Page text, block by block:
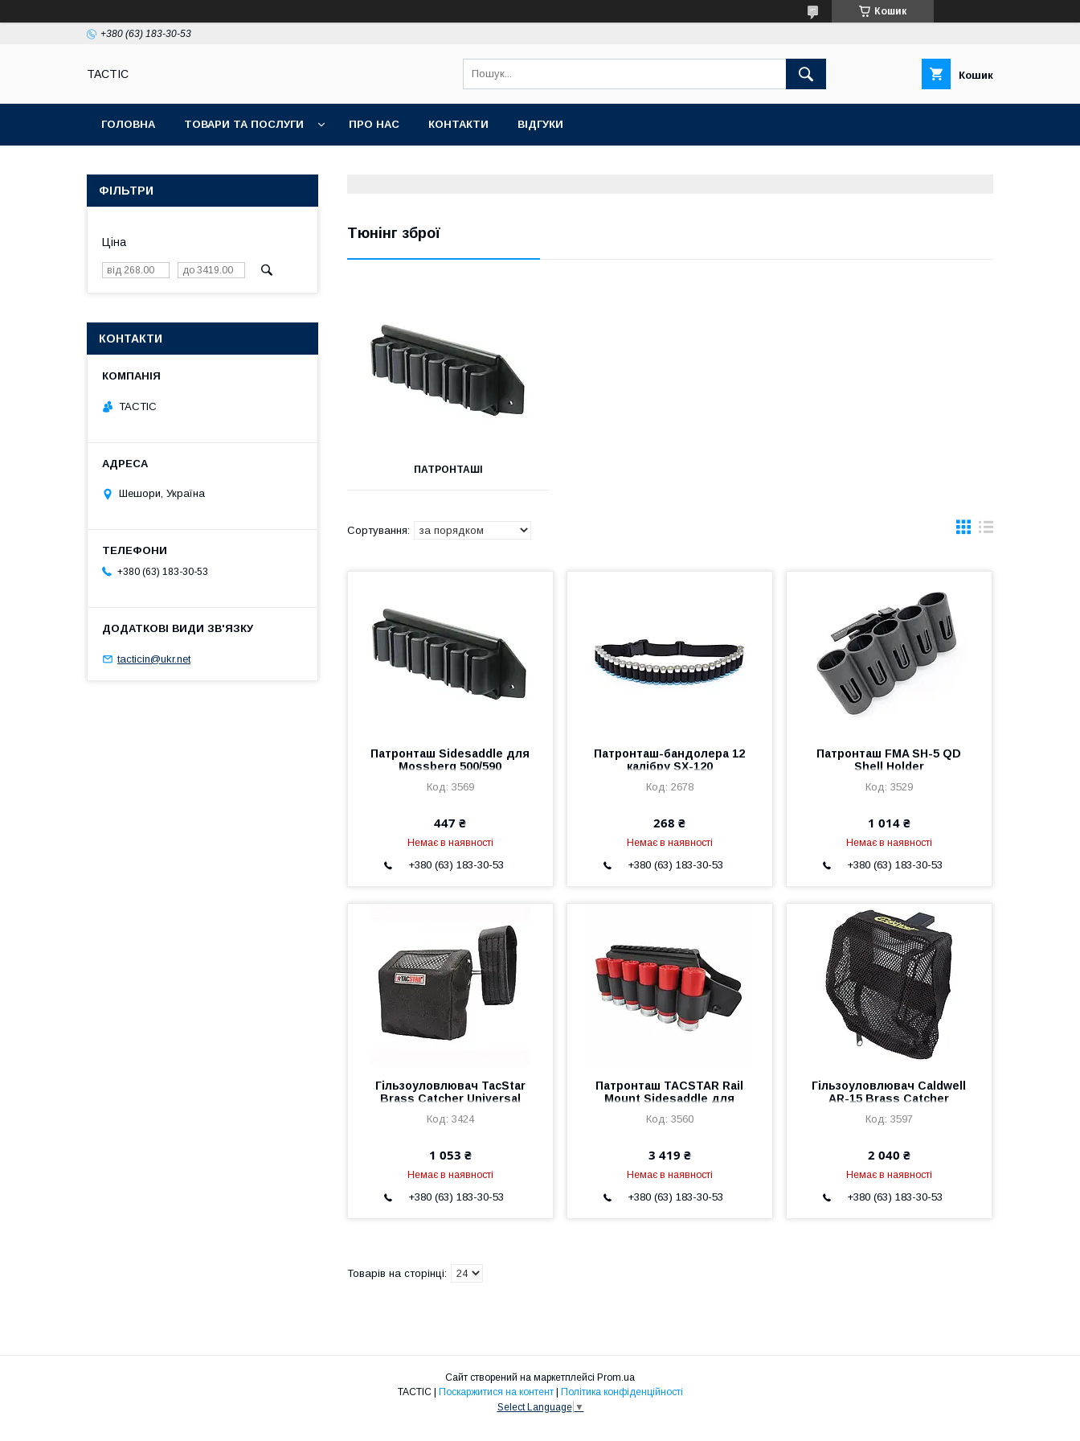
Кошик
+380 (63) 183-30-53
TACTIC Кошик
ГОЛОВНА ТОВАРИ ТА ПОСЛУГИ ПРО НАС КОНТАКТИ ВІДГУКИ
Тюнінг зброї
ПАТРОНТАШІ
Патронташ Sidesaddle для
Mossberg 500/590
3569
447 ₴
Немає в наявності
+380 (63) 183-30-53
Патронташ-бандолера 12
калібру SX-120
2678
268 ₴
Немає в наявності
+380 (63) 183-30-53
Патронташ FMA SH-5 QD
Shell Holder
3529
1 014 ₴
Немає в наявності
+380 (63) 183-30-53
Гільзоуловлювач TacStar
Brass Catcher Universal
3424
1 053 ₴
Немає в наявності
+380 (63) 183-30-53
Патронташ TACSTAR Rail
Mount Sidesaddle для
3560
3 419 ₴
Немає в наявності
+380 (63) 183-30-53
Гільзоуловлювач Caldwell
AR-15 Brass Catcher
3597
2 040 ₴
Немає в наявності
+380 (63) 183-30-53
ФІЛЬТРИ
Ціна
КОНТАКТИ
TACTIC
Шешори, Україна
+380 (63) 183-30-53
tacticin@ukr.net
Сайт створений на маркетплейсі Prom.ua
Поскаржитися на контент
Політика конфіденційності
Select Language ▼